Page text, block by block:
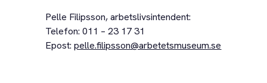
Pelle Filipsson, arbetslivsintendent:
Telefon: 011 – 23 17 31
Epost:pelle.filipsson@arbetetsmuseum.se